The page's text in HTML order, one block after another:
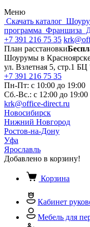
Меню
Скачать каталог
программа Франшиза
+7 391 216 75 35
План расстановки
Шоурумы в
ул. Взлетная 5, стр.1
+7 391 216 75 35
Пн-Пт: с 10:00 до 19:00
Сб.-Вс.: с 12:00 до 19:00
krk@office-direct.ru
Новосибирск
Нижний Новгород
Ростов-на-Дону
Уфа
Ярославль
Добавлено в корзину!
Корзина
Кабинет
Мебель для